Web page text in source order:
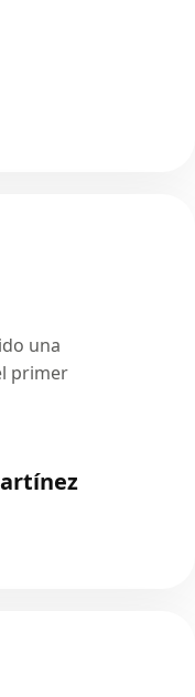
una
primer